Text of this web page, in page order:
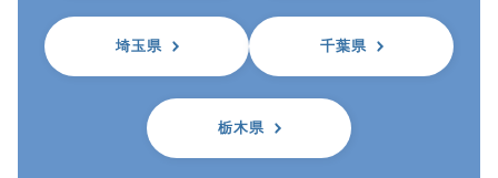
埼玉県 千葉県
栃木県